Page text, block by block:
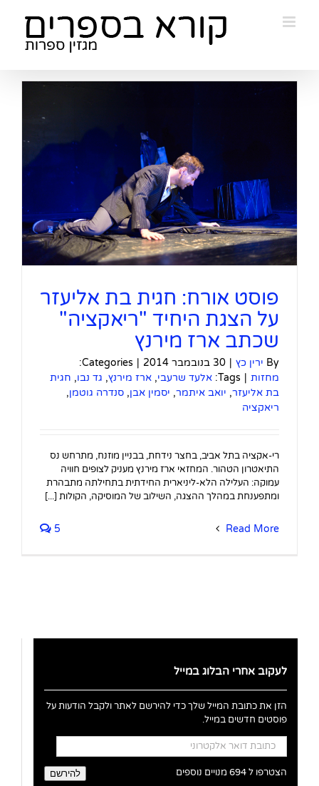
פוסט אורח: חגית בת אליעזר
על הצגת היחיד "ריאקציה"
שכתב ארז מירנץ
By ירין כץ | 30 בנובמבר 2014 |
Categories:
מחזות |
Tags: אלעד שרעבי, ארז מירנץ, גד נבו, חגית
בת אליעזר, יואב איתמר, יסמין אבן, סנדרה גוטמן,
ריאקציה
רי-אקציה בתל אביב, בחצר נידחת, בבניין מוזנח, מתרחש נס
התיאטרון הטהור. המחזאי ארז מירנץ מעניק לצופים חוויה
עמוקה: העלילה הלא-ליניארית החידתית בתחילתה מתבהרת
ומתפענחת במהלך ההצגה, השילוב של המוסיקה, הקולות [...]
Read More
5
לעקוב אחרי הבלוג במייל
הזן את כתובת המייל שלך כדי להירשם לאתר ולקבל הודעות על
פוסטים חדשים במייל.
כתובת
דואר
אלקטרוני
להירשם הצטרפו ל 694 מנויים נוספים